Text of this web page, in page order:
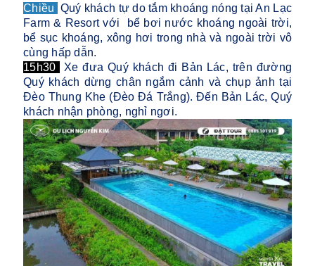
Chiều Quý khách tự do tắm khoáng nóng tại An Lạc
Farm & Resort với bể bơi nước khoáng ngoài trời,
bể sục khoáng, xông hơi trong nhà và ngoài trời vô
cùng hấp dẫn.
15h30
Xe đưa Quý khách đi Bản Lác, trên đường
Quý khách dừng chân ngắm cảnh và chụp ảnh tại
Đèo Thung Khe (Đèo Đá Trắng). Đến Bản Lác, Quý
khách nhận phòng, nghỉ ngơi.